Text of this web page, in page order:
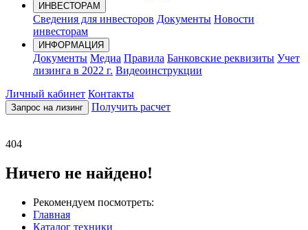
ИНВЕСТОРАМ
Сведения для инвесторов Документы Новости
инвесторам
ИНФОРМАЦИЯ
Документы Медиа Правила Банковские реквизиты Учет
лизинга в 2022 г. Видеоинструкции
Личный кабинет Контакты
Запрос на лизинг Получить расчет
404
Ничего не найдено!
Рекомендуем посмотреть:
Главная
Каталог техники